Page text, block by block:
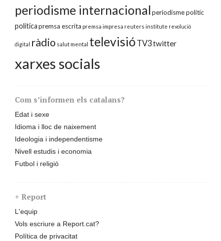
periodisme internacionalperiodisme polític
políticapremsa escrita premsa impresa reuters institute revolució
digital ràdio salut mental televisió TV3twitter
xarxes socials
Com s’informen els catalans?
Edat i sexe
Idioma i lloc de naixement
Ideologia i independentisme
Nivell estudis i economia
Futbol i religió
+ Report
L'equip
Vols escriure a Report.cat?
Política de privacitat